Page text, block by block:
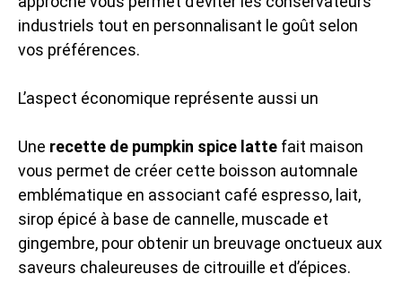
industriels tout en personnalisant le goût selon
vos préférences.
L’aspect économique représente aussi un
Une recette de pumpkin spice latte fait maison
vous permet de créer cette boisson automnale
emblématique en associant café espresso, lait,
sirop épicé à base de cannelle, muscade et
gingembre, pour obtenir un breuvage onctueux aux
saveurs chaleureuses de citrouille et d’épices.